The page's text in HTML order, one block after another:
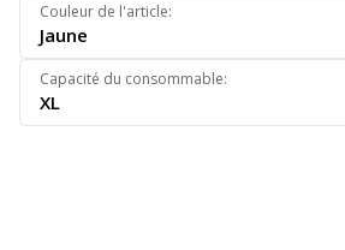
Couleur de l'article:
Jaune
Capacité du consommable:
XL